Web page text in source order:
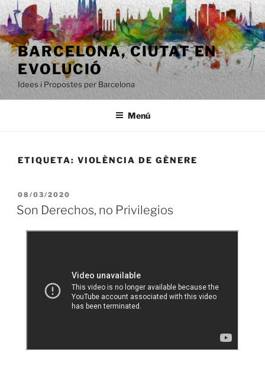
Saltar
al
contenido
BARCELONA, ​​CIUTAT EN
EVOLUCIÓ
Idees i Propostes per Barcelona
Menú
ETIQUETA: VIOLÈNCIA DE GÈNERE
PUBLICADO
EL
08/03/2020
Son Derechos, no Privilegios